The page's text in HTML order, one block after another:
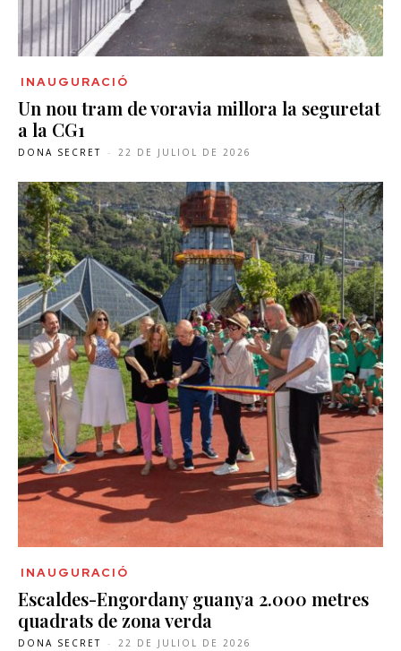
INAUGURACIÓ
Un nou tram de voravia millora la seguretat
a la CG1
DONA SECRET - 22 DE JULIOL DE 2026
INAUGURACIÓ
Escaldes-Engordany guanya 2.000 metres
quadrats de zona verda
DONA SECRET - 22 DE JULIOL DE 2026